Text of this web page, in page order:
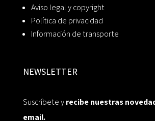
Aviso legal y copyright
Política de privacidad
Información de transporte
NEWSLETTER
Suscríbete yrecibe nuestras
email.